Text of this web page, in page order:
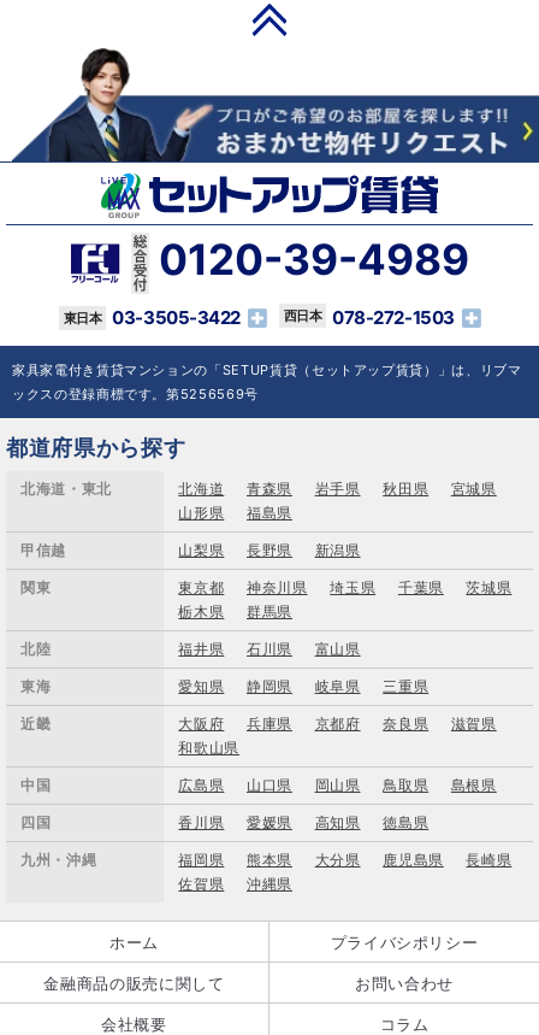
0120-39-4989
03-3505-3422 078-272-1503
家具家電付き賃貸マンションの「SETUP賃貸（セットアップ賃貸）」は、リブマ
ックスの登録商標です。第5256569号
都道府県から探す
北海道・東北 北海道 青森県 岩手県 秋田県
宮城県
山形県
福島県
甲信越 山梨県 長野県 新潟県
関東 東京都 神奈川県 埼玉県 千葉県
茨城県
栃木県
群馬県
北陸 福井県 石川県 富山県
東海 愛知県 静岡県 岐阜県 三重県
近畿 大阪府 兵庫県 京都府 奈良県
滋賀県
和歌山県
中国 広島県 山口県 岡山県 鳥取県 島根県
四国 香川県 愛媛県 高知県 徳島県
九州・沖縄 福岡県 熊本県 大分県 鹿児島県
長崎県
佐賀県
沖縄県
ホーム プライバシポリシー
金融商品の販売に関して お問い合わせ
会社概要 コラム